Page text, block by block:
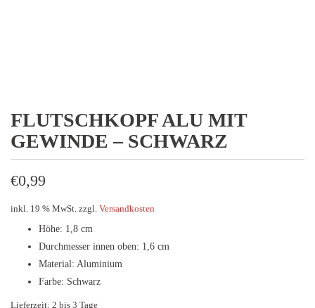
FLUTSCHKOPF ALU MIT
GEWINDE – SCHWARZ
€0,99
inkl. 19 % MwSt. zzgl. Versandkosten
Höhe: 1,8 cm
Durchmesser innen oben: 1,6 cm
Material: Aluminium
Farbe: Schwarz
Lieferzeit: 2 bis 3 Tage